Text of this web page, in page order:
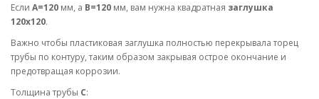
Если А=120 мм, а В=120 мм, вам нужна квадратная заглушка
120х120.
Важно чтобы пластиковая заглушка полностью перекрывала торец
трубы по контуру, таким образом закрывая острое окончание и
предотвращая коррозии.
Толщина трубы С: